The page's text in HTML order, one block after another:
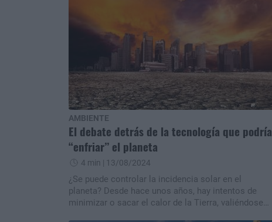
AMBIENTE
El debate detrás de la tecnología que podría
“enfriar” el planeta
4 min | 13/08/2024
¿Se puede controlar la incidencia solar en el
planeta? Desde hace unos años, hay intentos de
minimizar o sacar el calor de la Tierra, valiéndose